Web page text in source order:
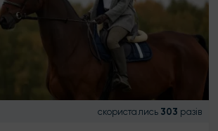
скористались 303 разів